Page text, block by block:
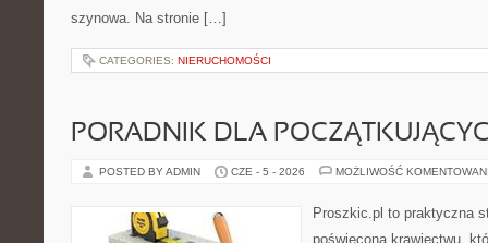
szynowa. Na stronie […]
CATEGORIES: NIERUCHOMOŚCI
PORADNIK DLA
POSTED BY ADMIN CZE - 5 - 2026 MOŻLIWOŚĆ
Proszkic.pl to praktyczna
poświęcona krawiectwu,